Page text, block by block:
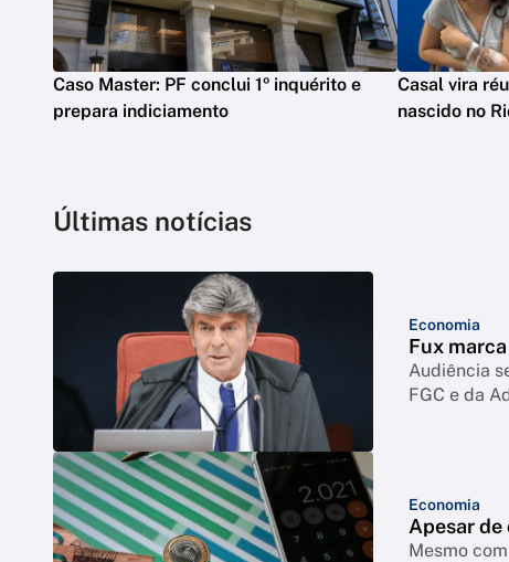
Caso Master: PF conclui 1º inquérito e
prepara indiciamento
Casal vira
nascido no
Últimas notícias
Economia
Fux
Audiência
FGC e da
Economia
Apesar
Mesmo